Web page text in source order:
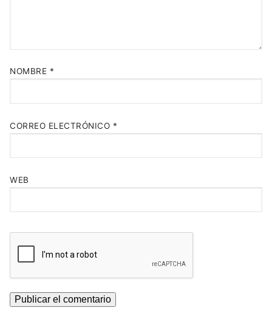
NOMBRE *
CORREO ELECTRÓNICO *
WEB